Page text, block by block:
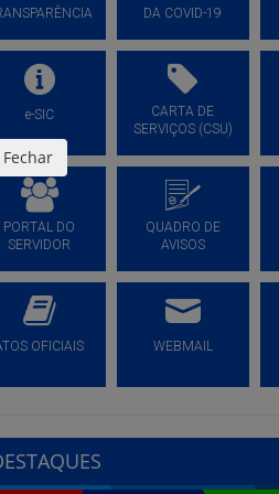
DA COVID-19
e-SIC
CARTA DE
SERVIÇOS (CSU)
PORTAL DO
SERVIDOR
QUADRO DE
AVISOS
OFICIAIS WEBMAIL
Fechar